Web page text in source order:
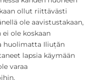
ollut riittävästi
ole aavistustakaan,
ole koskaan
huolimatta Iliuțăn
lapsia käymään
varaa